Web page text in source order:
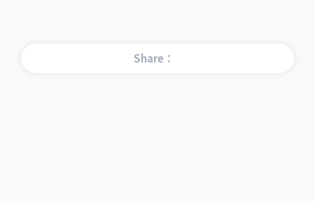
Share：